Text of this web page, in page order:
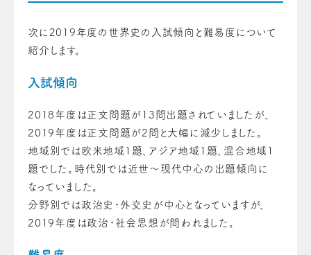
次に2019年度の世界史の入試傾向と難易度について
紹介します。
入試傾向
2018年度は正文問題が13問出題されていましたが、
2019年度は正文問題が2問と大幅に減少しました。
地域別では欧米地域1題、アジア地域1題、混合地域1
題でした。時代別では近世～現代中心の出題傾向に
なっていました。
分野別では政治史・外交史が中心となっていますが、
2019年度は政治・社会思想が問われました。